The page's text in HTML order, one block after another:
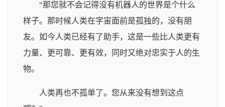
“那您就不会记得没有机器人的世界是个什么
样子。那时候人类在字宙面前是孤独的，没有朋
友。如今人类已经有了助手，这是一些比人类更有
力量、更可靠、更有效，同时又绝对忠实于人的生
物。
人类再也不孤单了。您从来没有想到这点